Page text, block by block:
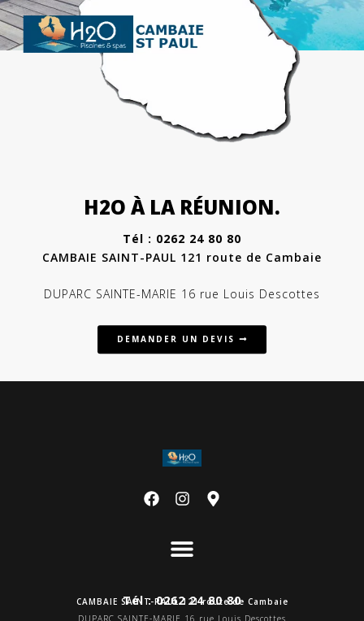
H2O À LA RÉUNION.
Tél : 0262 24 80 80
CAMBAIE SAINT-PAUL 121 route de Cambaie
DUPARC SAINTE-MARIE 16 rue Louis Descottes
DEMANDER UN DEVIS
Tél : 0262 24 80 80
CAMBAIE SAINT-PAUL 121 route de Cambaie
DUPARC SAINTE-MARIE 16 rue Louis Descottes